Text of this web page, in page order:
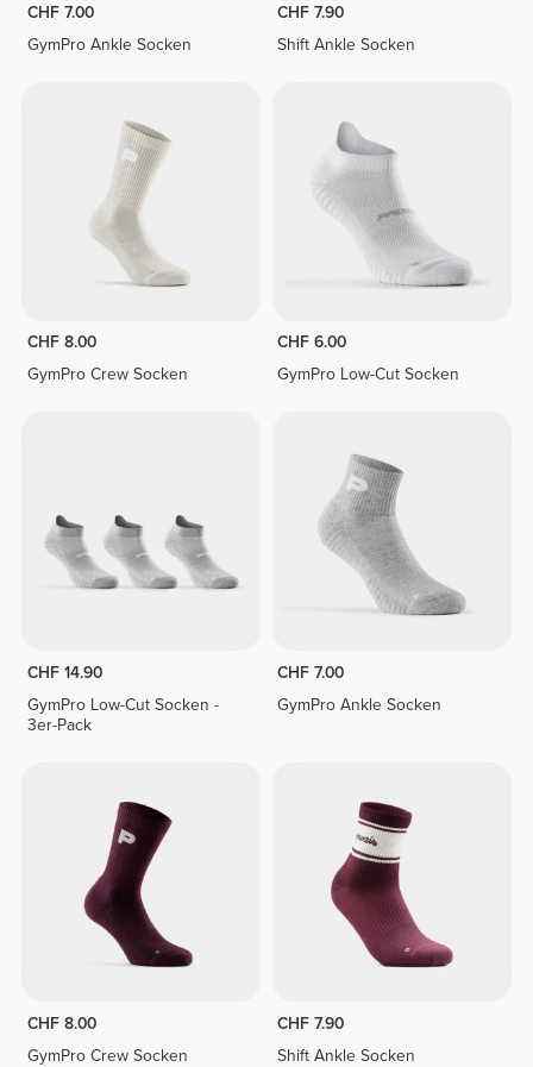
CHF 7.00
GymPro Ankle Socken
CHF 7.90
Shift Ankle Socken
CHF 8.00
GymPro Crew Socken
CHF 6.00
GymPro Low-Cut Socken
CHF 14.90
GymPro Low-Cut Socken -
3er-Pack
CHF 7.00
GymPro Ankle Socken
CHF 8.00
GymPro Crew Socken
CHF 7.90
Shift Ankle Socken